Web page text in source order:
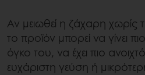
Αν μειωθεί η ζάχαρη
το προϊόν μπορεί να γίνει
όγκο του, να έχει πιο
ευχάριστη γεύση ή